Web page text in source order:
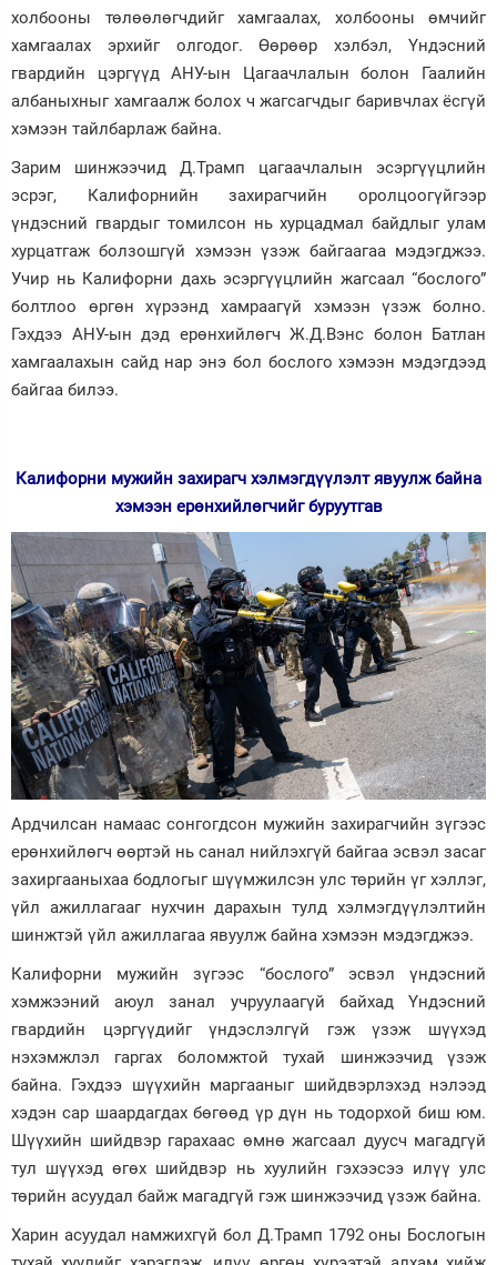
холбооны төлөөлөгчдийг хамгаалах, холбооны өмчийг
хамгаалах эрхийг олгодог. Өөрөөр хэлбэл, Үндэсний
гвардийн цэргүүд АНУ-ын Цагаачлалын болон Гаалийн
албаныхныг хамгаалж болох ч жагсагчдыг баривчлах ёсгүй
хэмээн тайлбарлаж байна.
Зарим шинжээчид Д.Трамп цагаачлалын эсэргүүцлийн
эсрэг, Калифорнийн захирагчийн оролцоогүйгээр
үндэсний гвардыг томилсон нь хурцадмал байдлыг улам
хурцатгаж болзошгүй хэмээн үзэж байгаагаа мэдэгджээ.
Учир нь Калифорни дахь эсэргүүцлийн жагсаал “бослого”
болтлоо өргөн хүрээнд хамраагүй хэмээн үзэж болно.
Гэхдээ АНУ-ын дэд ерөнхийлөгч Ж.Д.Вэнс болон Батлан
хамгаалахын сайд нар энэ бол бослого хэмээн мэдэгдээд
байгаа билээ.
Калифорни мужийн захирагч хэлмэгдүүлэлт явуулж байна
хэмээн ерөнхийлөгчийг буруутгав
Ардчилсан намаас сонгогдсон мужийн захирагчийн зүгээс
ерөнхийлөгч өөртэй нь санал нийлэхгүй байгаа эсвэл засаг
захиргааныхаа бодлогыг шүүмжилсэн улс төрийн үг хэллэг,
үйл ажиллагааг нухчин дарахын тулд хэлмэгдүүлэлтийн
шинжтэй үйл ажиллагаа явуулж байна хэмээн мэдэгджээ.
Калифорни мужийн зүгээс “бослого” эсвэл үндэсний
хэмжээний аюул занал учруулаагүй байхад Үндэсний
гвардийн цэргүүдийг үндэслэлгүй гэж үзэж шүүхэд
нэхэмжлэл гаргах боломжтой тухай шинжээчид үзэж
байна. Гэхдээ шүүхийн маргааныг шийдвэрлэхэд нэлээд
хэдэн сар шаардагдах бөгөөд үр дүн нь тодорхой биш юм.
Шүүхийн шийдвэр гарахаас өмнө жагсаал дуусч магадгүй
тул шүүхэд өгөх шийдвэр нь хуулийн гэхээсээ илүү улс
төрийн асуудал байж магадгүй гэж шинжээчид үзэж байна.
Харин асуудал намжихгүй бол Д.Трамп 1792 оны Бослогын